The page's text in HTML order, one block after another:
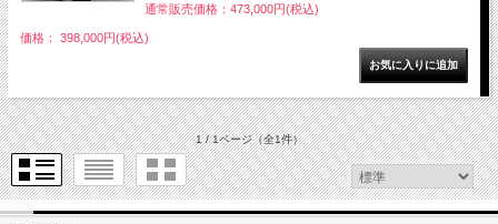
通常販売価格：473,000円(税込)
価格： 398,000円(税込)
1 / 1ページ（全1件）